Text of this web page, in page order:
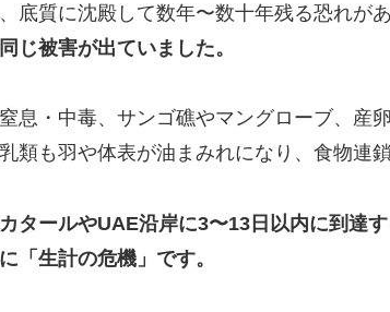
底質に沈殿して数年〜数十年残る恐れがあ
じ被害が出ていました。
息・中毒、サンゴ礁やマングローブ、産
類も羽や体表が油まみれになり、食物連
タールやUAE沿岸に3〜13日以内に到達
「生計の危機」です。